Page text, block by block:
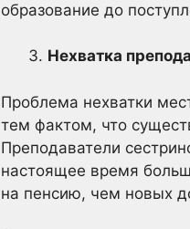
образование до
Нехватка
Проблема нехватки
тем фактом, что
Преподаватели
настоящее время
на пенсию, чем новых